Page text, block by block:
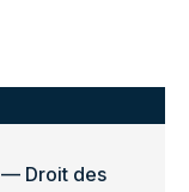
Droit des